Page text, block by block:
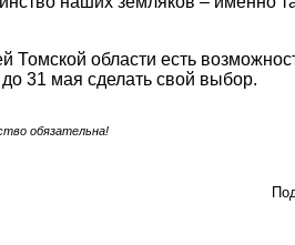
области есть
31 мая сделать свой выбор.
обязательна!